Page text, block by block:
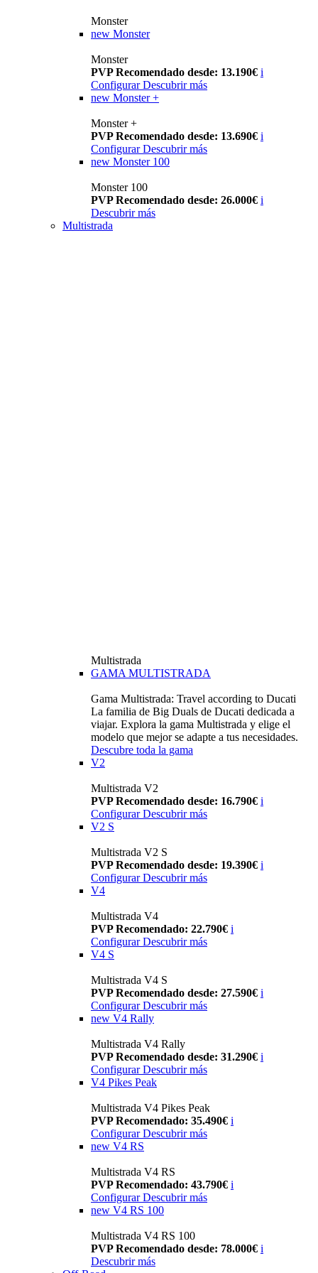
Monster
new Monster
Monster
PVP Recomendado desde: 13.190€ i
Configurar Descubrir más
new Monster +
Monster +
PVP Recomendado desde: 13.690€ i
Configurar Descubrir más
new Monster 100
Monster 100
PVP Recomendado desde: 26.000€ i
Descubrir más
Multistrada
Multistrada
GAMA MULTISTRADA
Gama Multistrada: Travel according to Ducati
La familia de Big Duals de Ducati dedicada a
viajar. Explora la gama Multistrada y elige el
modelo que mejor se adapte a tus necesidades.
Descubre toda la gama
V2
Multistrada V2
PVP Recomendado desde: 16.790€ i
Configurar Descubrir más
V2 S
Multistrada V2 S
PVP Recomendado desde: 19.390€ i
Configurar Descubrir más
V4
Multistrada V4
PVP Recomendado: 22.790€ i
Configurar Descubrir más
V4 S
Multistrada V4 S
PVP Recomendado desde: 27.590€ i
Configurar Descubrir más
new V4 Rally
Multistrada V4 Rally
PVP Recomendado desde: 31.290€ i
Configurar Descubrir más
V4 Pikes Peak
Multistrada V4 Pikes Peak
PVP Recomendado: 35.490€ i
Configurar Descubrir más
new V4 RS
Multistrada V4 RS
PVP Recomendado: 43.790€ i
ConfigurarDescubrir más
new V4 RS 100
Multistrada V4 RS 100
PVP Recomendado desde: 78.000€ i
Descubrir más